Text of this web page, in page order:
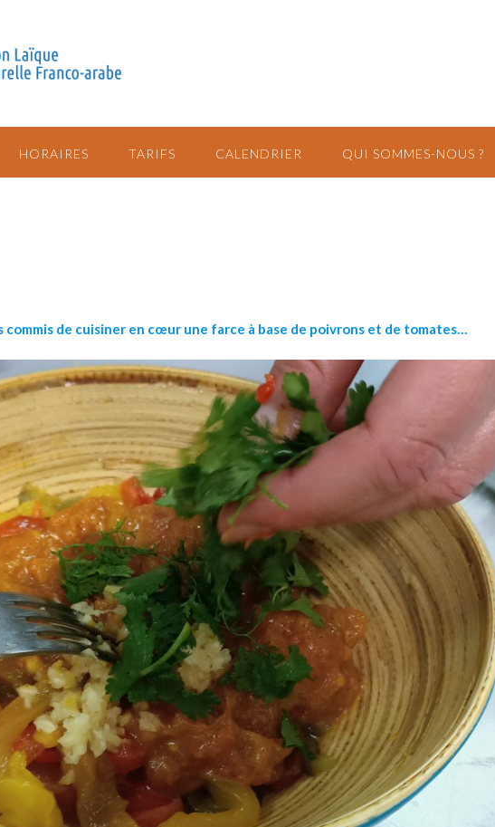
HORAIRES TARIFS CALENDRIER QUI SOMMES-NOUS ?
commis de cuisiner en cœur une farce à base de poivrons et de tomates…